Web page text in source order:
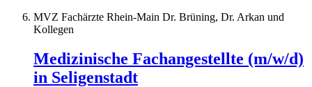
MVZ Fachärzte Rhein-Main Dr. Brüning, Dr. Arkan und
Kollegen
Medizinische Fachangestellte (m/w/d)
in Seligenstadt